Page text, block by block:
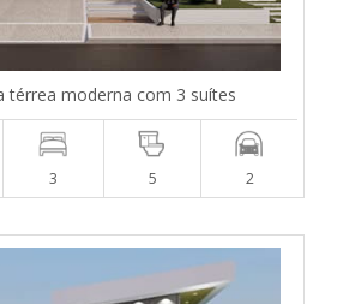
térrea moderna com 3 suítes
3 5 2